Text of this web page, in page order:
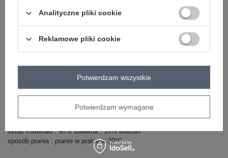
ZALOGUJ SIĘ I ZOBACZ CENĘ
+48 601 547 740 Zadaj pytanie
skład materiału : 90% bawełna , 10% elastan
sposób prania : pranie w pralce w 30°C
Analityczne pliki cookie
Reklamowe pliki cookie
Potwierdzam wymagane
Potwierdzam wszystkie